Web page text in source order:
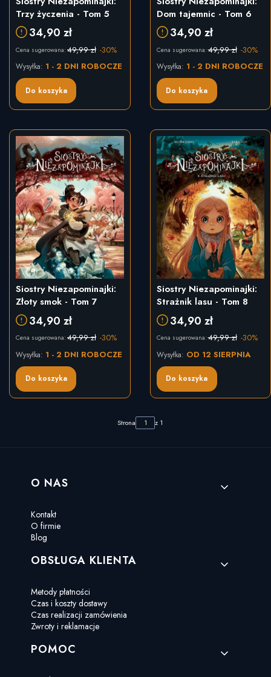
Trzy życzenia - Tom 5
34,90 zł
Cena sugerowana: 49,99 zł -30%
Do koszyka
Wysyłka: 1 - 2 DNI ROBOCZE
Dom tajemnic - Tom 6
34,90 zł
Cena sugerowana:49,99 zł -30%
Do koszyka
Wysyłka: 1 - 2 DNI ROBOCZE
Siostry Niezapominajki:
Złoty smok - Tom 7
34,90 zł
Cena sugerowana: 49,99 zł -30%
Do koszyka
Wysyłka: 1 - 2 DNI ROBOCZE
Siostry Niezapominajki:
Strażnik lasu - Tom 8
34,90 zł
Cena sugerowana:49,99 zł -30%
Do koszyka
Wysyłka: OD 12 SIERPNIA
Strona z 1
Linki w stopce
O NAS
Kontakt
O firmie
Blog
OBSŁUGA KLIENTA
Metody płatności
Czas i koszty dostawy
Czas realizacji zamówienia
Zwroty i reklamacje
POMOC